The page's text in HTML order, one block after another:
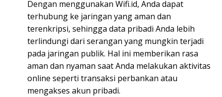
Dengan menggunakan Wifi.id, Anda dapat
terhubung ke jaringan yang aman dan
terenkripsi, sehingga data pribadi Anda lebih
terlindungi dari serangan yang mungkin terjadi
pada jaringan publik. Hal ini memberikan rasa
aman dan nyaman saat Anda melakukan aktivitas
online seperti transaksi perbankan atau
mengakses akun pribadi.